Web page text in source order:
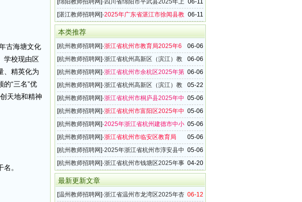
古海塘文化
学校现由区
、精英化为
“三名”优
天地和精神
。
06-11
[绵阳教师招聘网]· 四川省绵阳市平武县2025年上
半年教师招聘8名公告
06-11
[湛江教师招聘网]·2025年广东省湛江市徐闻县教
育系统教师招聘170名公告
本类推荐
06-06
[杭州教师招聘网]·浙江省杭州市教育局2025年6
月事业编制教师招聘141名公告
06-06
[杭州教师招聘网]·浙江省杭州高新区（滨江）教
育局所属事业单位2025年6月教师招聘公告
06-06
[杭州教师招聘网]·浙江省杭州市余杭区2025年第
三批中小学事业编制教师招聘106名公告
05-22
[杭州教师招聘网]·浙江省杭州高新区（滨江）教
育局2025年事业编制教师招聘公告
05-06
[杭州教师招聘网]·浙江省杭州市桐庐县2025年中
小学教师招聘45名公告
05-06
[杭州教师招聘网]·浙江省杭州市富阳区2025年中
小学幼儿园教师招聘80名公告
05-06
[杭州教师招聘网]·2025年浙江省杭州建德市中小
学教师招聘49名公告
05-06
[杭州教师招聘网]·浙江省杭州市临安区教育局
2025年中小学教师招聘76名公告
05-06
[杭州教师招聘网]·2025年浙江省杭州市淳安县中
小学教师招聘12名公告
04-20
[杭州教师招聘网]·浙江省杭州市钱塘区2025年事
业编制教师招聘45名公告
最新更新文章
06-12
[温州教师招聘网]·浙江省温州市龙湾区2025年杏